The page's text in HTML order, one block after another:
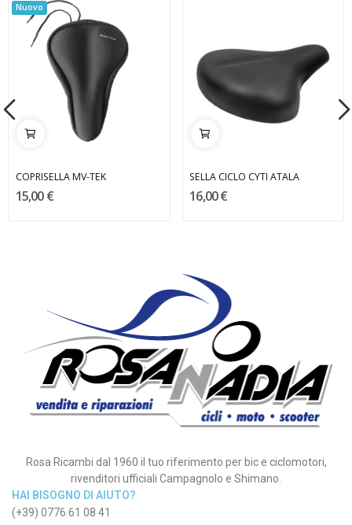
Nuovo
COPRISELLA MV-TEK
15,00 €
SELLA CICLO CYTI ATALA
16,00 €
Rosa Ricambi dal 1960 il tuo riferimento per bic e ciclomotori,
rivenditori ufficiali Campagnolo e Shimano.
HAI BISOGNO DI AIUTO?
(+39) 0776 61 08 41